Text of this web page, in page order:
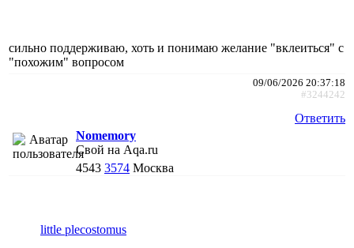
сильно поддерживаю, хоть и понимаю желание "вклеиться" с
"похожим" вопросом
09/06/2026 20:37:18
#3244242
Ответить
Nomemory
Свой на Aqa.ru
4543 3574 Москва
little plecostomus